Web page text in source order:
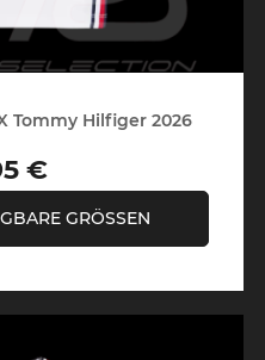
Tommy Hilfiger 2026
€
GRÖSSEN